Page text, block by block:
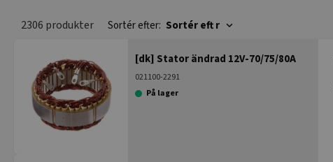
2306 produkter Sortér efter: Sortér eftr
[dk] Stator ändrad 12V-70/75/80A
021100-2291
På lager